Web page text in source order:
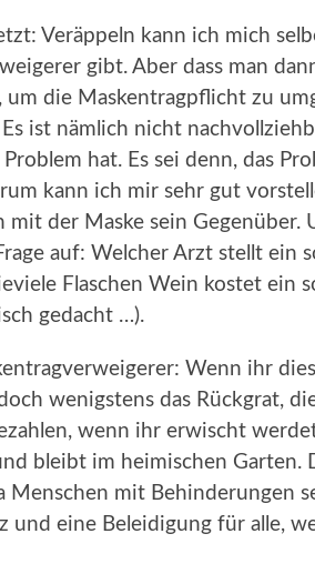
Veräppeln kann ich mich
gibt. Aber dass man
um die Maskentragpflicht zu
Es ist nämlich nicht
hat. Es sei denn, das
kann ich mir sehr gut
mit der Maske sein Gegenüber.
auf: Welcher Arzt stellt ein
Flaschen Wein kostet ein
gedacht …).
Wenn ihr
wenigstens das Rückgrat,
wenn ihr erwischt
bleibt im heimischen Garten.
Menschen mit Behinderungen
und eine Beleidigung für alle,